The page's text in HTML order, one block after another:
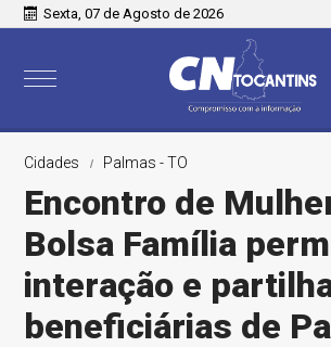
Sexta, 07 de Agosto de 2026
Cidades Palmas - TO
Encontro de
Bolsa Família
interação e
beneficiárias de